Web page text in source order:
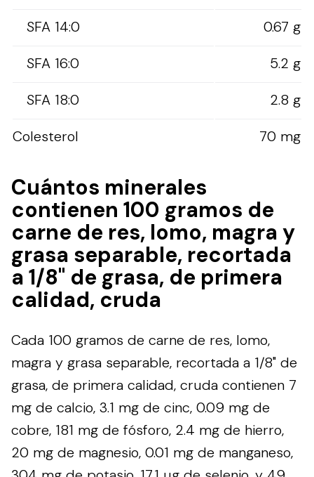
SFA 14:0
0.67 g
SFA 16:0
5.2 g
SFA 18:0
2.8 g
Colesterol
70 mg
Cuántos minerales
contienen 100 gramos de
carne de res, lomo, magra y
grasa separable, recortada
a 1/8" de grasa, de primera
calidad, cruda
Cada 100 gramos de carne de res, lomo,
magra y grasa separable, recortada a 1/8" de
grasa, de primera calidad, cruda contienen 7
mg de calcio, 3.1 mg de cinc, 0.09 mg de
cobre, 181 mg de fósforo, 2.4 mg de hierro,
20 mg de magnesio, 0.01 mg de manganeso,